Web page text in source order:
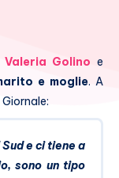
Valeria Golino e
e moglie. A
e ci tiene a
sono un tipo